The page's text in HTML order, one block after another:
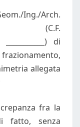
Ing./Arch.
(C.F.
___________) di
allegata
fra la
fatto, senza